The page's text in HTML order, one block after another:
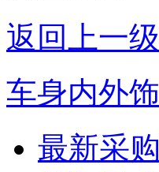
返回上一
车身内外饰
最新采